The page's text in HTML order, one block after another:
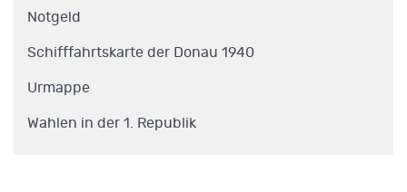
Notgeld
Schifffahrtskarte der Donau 1940
Urmappe
Wahlen in der 1. Republik